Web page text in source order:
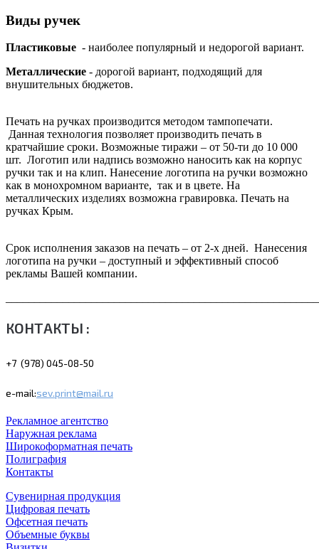
Виды ручек
Пластиковые - наиболее популярный и недорогой вариант.
Металлические - дорогой вариант, подходящий для
внушительных бюджетов.
Печать на ручках производится методом тампопечати.
Данная технология позволяет производить печать в
кратчайшие сроки. Возможные тиражи – от 50-ти до 10 000
шт. Логотип или надпись возможно наносить как на корпус
ручки так и на клип. Нанесение логотипа на ручки возможно
как в монохромном варианте, так и в цвете. На
металлических изделиях возможна гравировка. Печать на
ручках Крым.
Срок исполнения заказов на печать – от 2-х дней. Нанесения
логотипа на ручки – доступный и эффективный способ
рекламы Вашей компании.
КОНТАКТЫ :
+7 (978) 045-08-50
e-mail:sev.print@mail.ru
Рекламное агентство
Наружная реклама
Широкоформатная печать
Полиграфия
Контакты
Сувенирная продукция
Цифровая печать
Офсетная печать
Объемные буквы